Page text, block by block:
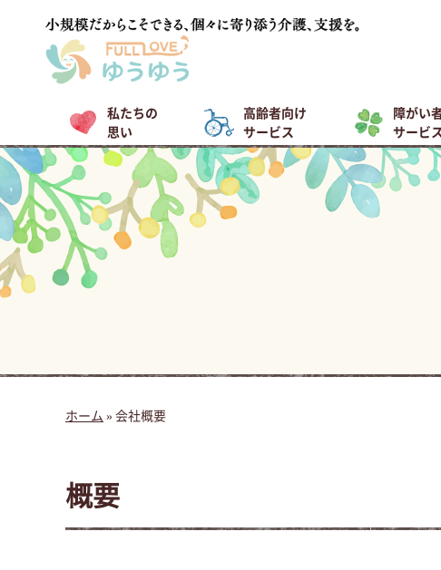
私たちの
思い
高齢者向け
サービス
障がい
サービ
ホーム »会社概要
概要